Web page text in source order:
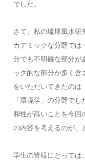
でした。
さて、私の琉球風水研
カデミックな分野では
分でも不明確な部分が
ック的な部分が多く含
をいただいてきたのは
「環境学」の分野で
和性が高いことを今回
の内容を考えるのが、
学生の皆様にとっては